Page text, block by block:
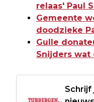
relaas' Paul
Gemeente
doodzieke
Gulle
Snijders wat
Schrijf